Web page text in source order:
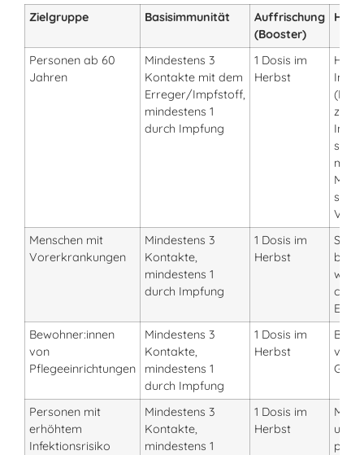
Zielgruppe Basisimmunität
Auffrischung
(Booster)
Personen ab 60
Jahren
Mindestens 3
Kontakte mit dem
Erreger/Impfstoff,
mindestens 1
durch Impfung
1 Dosis im
Herbst
Menschen mit
Vorerkrankungen
Mindestens 3
Kontakte,
mindestens 1
durch Impfung
1 Dosis im
Herbst
Bewohner:innen
von
Pflegeeinrichtungen
Mindestens 3
Kontakte,
mindestens 1
durch Impfung
1 Dosis im
Herbst
Personen mit
erhöhtem
Infektionsrisiko
Mindestens 3
Kontakte,
mindestens 1
1 Dosis im
Herbst
und